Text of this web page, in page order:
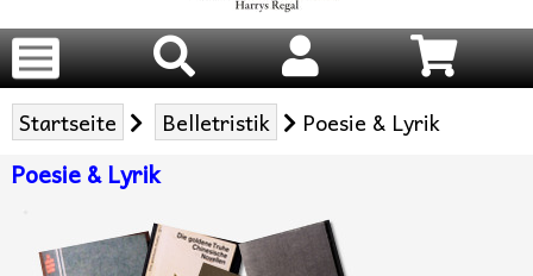
Startseite Belletristik Poesie & Lyrik
Poesie & Lyrik